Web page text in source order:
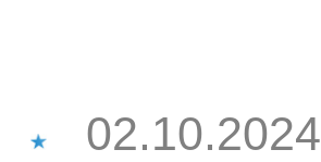
02.10.2024